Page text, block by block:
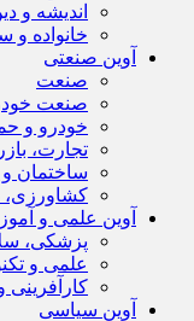
اندیشه و
خانواده و
آوین صنعتی
صنعت
صنعت
خودرو و
تجارت،
ساختمان و
کشاورزی،
آوین علمی و
پزشکی،
علمی و
کارآفرینی
آوین سیاسی